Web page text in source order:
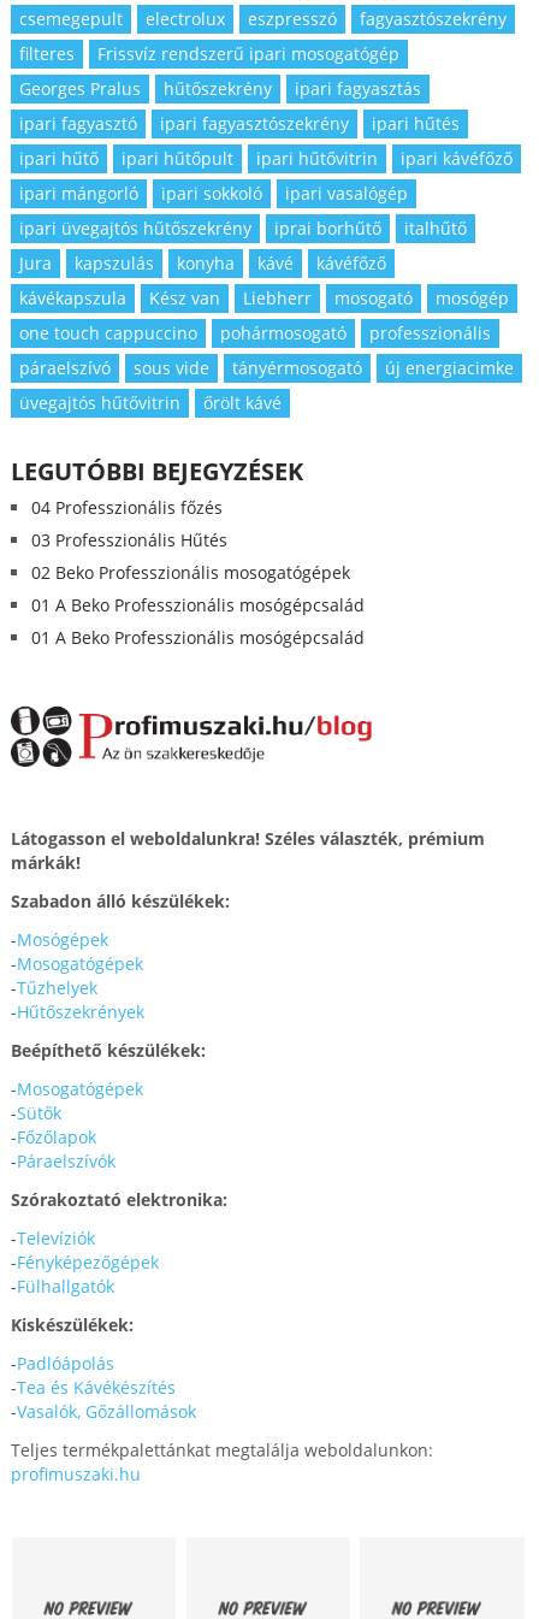
csemegepult
electrolux eszpresszó
fagyasztószekrény
filteres
Frissvíz rendszerű ipari mosogatógép
Georges Pralus
hűtőszekrény
ipari fagyasztás
ipari fagyasztó
ipari fagyasztószekrény
ipari hűtés
ipari hűtő
ipari hűtőpult ipari hűtővitrin
ipari kávéfőző
ipari mángorló
ipari sokkoló
ipari vasalógép
ipari üvegajtós hűtőszekrény
iprai borhűtő
italhűtő
Jura
kapszulás konyha kávé
kávéfőző
kávékapszula
Kész van Liebherr mosogató
mosógép
one touch cappuccino
pohármosogató
professzionális
páraelszívó
sous vide tányérmosogató
új energiacimke
üvegajtós hűtővitrin
őrölt kávé
LEGUTÓBBI BEJEGYZÉSEK
04 Professzionális főzés
03 Professzionális Hűtés
02 Beko Professzionális mosogatógépek
01 A Beko Professzionális mosógépcsalád
01 A Beko Professzionális mosógépcsalád
Látogasson el weboldalunkra! Széles választék, prémium
márkák!
Szabadon álló készülékek:
-Mosógépek
-Mosogatógépek
-Tűzhelyek
-Hűtőszekrények
Beépíthető készülékek:
-Mosogatógépek
-Sütők
-Főzőlapok
-Páraelszívók
Szórakoztató elektronika:
-Televíziók
-Fényképezőgépek
-Fülhallgatók
Kiskészülékek:
-Padlóápolás
-Tea és Kávékészítés
-Vasalók, Gőzállomások
Teljes termékpalettánkat megtalálja weboldalunkon:
profimuszaki.hu